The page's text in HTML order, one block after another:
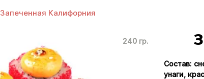
Запеченная Калифорния
240 гр.
Состав:
унаги,